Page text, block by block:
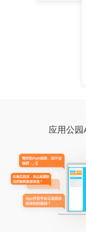
应用公